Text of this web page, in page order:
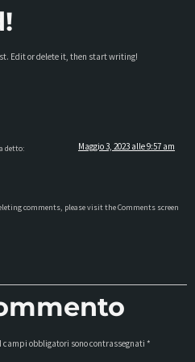
Edit or delete it, then start writing!
detto: Maggio 3, 2023 alle 9:57 am
comments, please visit the Comments screen
I campi obbligatori sono contrassegnati *